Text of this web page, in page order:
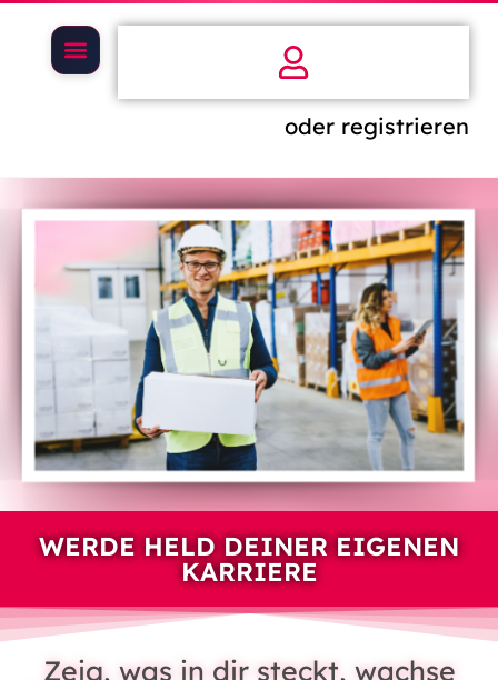
oder registrieren
WERDE HELD DEINER EIGENEN
KARRIERE
Zeig, was in dir steckt, wachse